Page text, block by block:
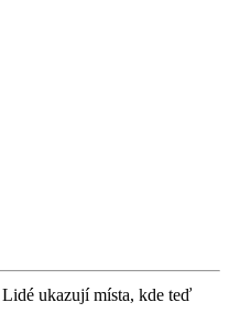
ukazují místa, kde teď